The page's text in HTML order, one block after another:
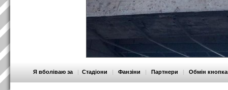
Я вболіваю за | Стадіони | Фанзіни | Партнери | Обмін